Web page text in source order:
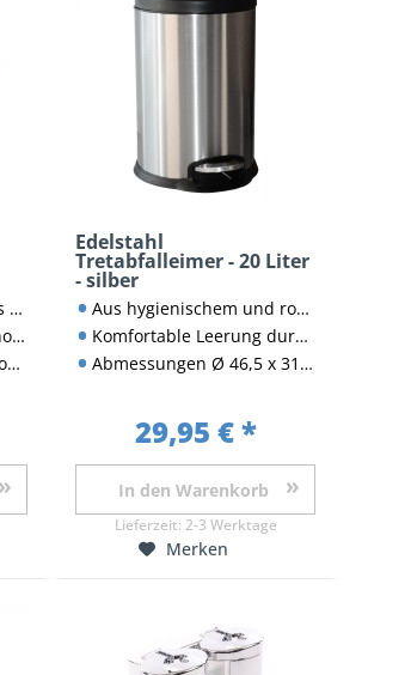
Edelstahl
Tretabfalleimer - 20 Liter
- silber
Aus hygienischem und rostfreiem Edelstahl
Komfortable Leerung durch entnehmbaren Eimer
Abmessungen Ø 46,5 x 31 cm
29,95 € *
In den Warenkorb
Lieferzeit: 2-3 Werktage
Merken